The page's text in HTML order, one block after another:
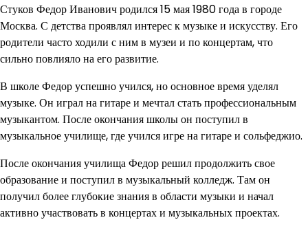
Стуков Федор Иванович родился 15 мая 1980 года в городе
Москва. С детства проявлял интерес к музыке и искусству. Его
родители часто ходили с ним в музеи и по концертам, что
сильно повлияло на его развитие.
В школе Федор успешно учился, но основное время уделял
музыке. Он играл на гитаре и мечтал стать профессиональным
музыкантом. После окончания школы он поступил в
музыкальное училище, где учился игре на гитаре и сольфеджио.
После окончания училища Федор решил продолжить свое
образование и поступил в музыкальный колледж. Там он
получил более глубокие знания в области музыки и начал
активно участвовать в концертах и музыкальных проектах.